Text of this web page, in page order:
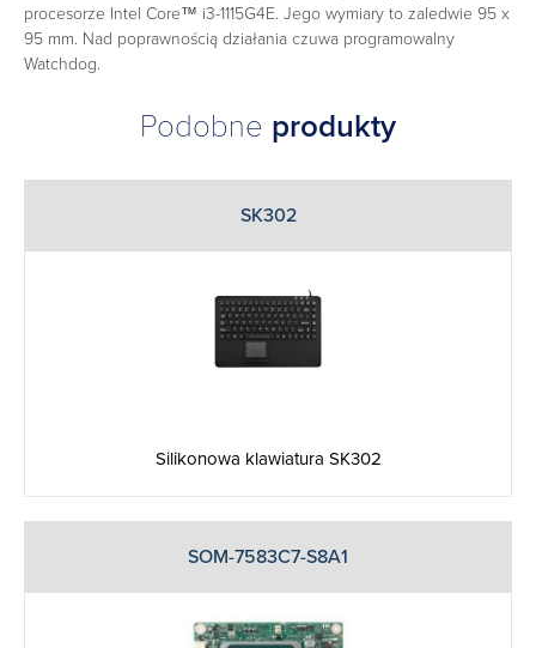
procesorze Intel Core™ i3-1115G4E. Jego wymiary to zaledwie 95 x
95 mm. Nad poprawnością działania czuwa programowalny
Watchdog.
Podobne produkty
SK302
Silikonowa klawiatura SK302
SOM-7583C7-S8A1